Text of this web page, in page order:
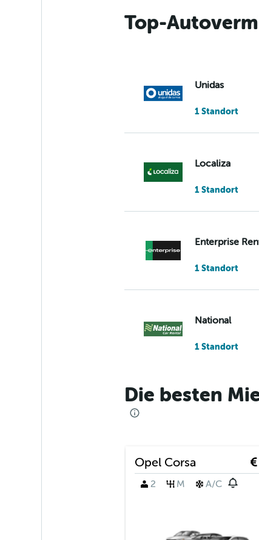
Top-
Unidas
1 Standort
Localiza
1 Standort
Enterprise
1 Standort
National
1 Standort
Alamo
MOVIDA
Die besten
Opel Corsa €
2
M A/C